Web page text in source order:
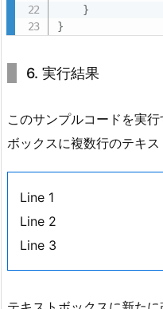
}
}
6. 実行結果
このサンプルコードを実
ボックスに複数行のテキス
Line 1
Line 2
Line 3